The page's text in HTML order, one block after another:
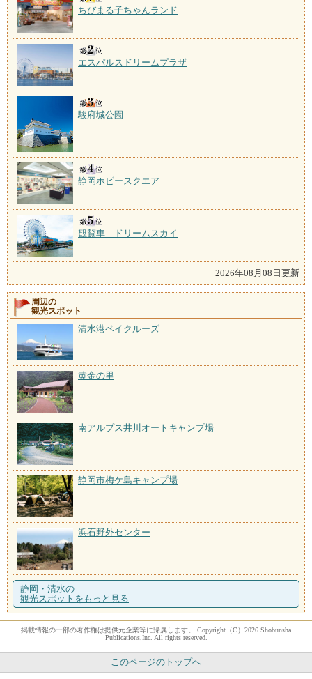
ちびまる子ちゃんランド
エスパルスドリームプラザ
駿府城公園
静岡ホビースクエア
観覧車 ドリームスカイ
2026年08月08日更新
周辺の
観光スポット
清水港ベイクルーズ
黄金の里
南アルプス井川オートキャンプ場
静岡市梅ケ島キャンプ場
浜石野外センター
静岡・清水の
観光スポットをもっと見る
掲載情報の一部の著作権は提供元企業等に帰属します。 Copyright（C）2026 Shobunsha
Publications,Inc. All rights reserved.
このページのトップへ